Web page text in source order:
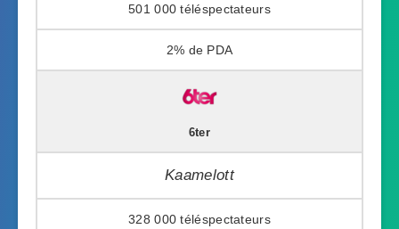
501 000
2%
6ter
Kaamelott
328 000